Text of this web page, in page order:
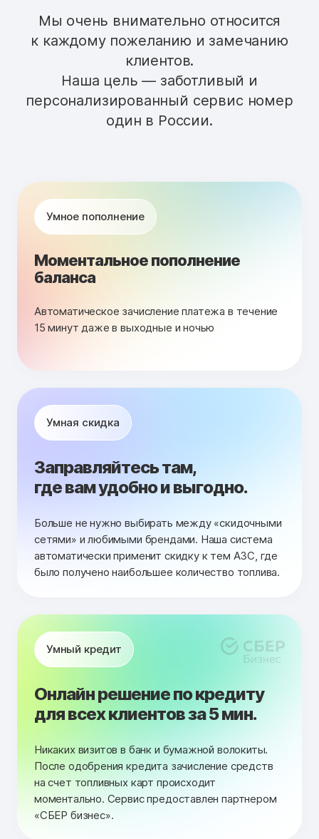
Мы очень внимательно относится
к каждому пожеланию и замечанию
клиентов.
Наша цель — заботливый и
персонализированный сервис номер
один в России.
Умное пополнение
Моментальное пополнение
баланса
Автоматическое зачисление платежа в течение
15 минут даже в выходные и ночью
Умная скидка
Заправляйтесь там,
где вам удобно и выгодно.
Больше не нужно выбирать между «скидочными
сетями» и любимыми брендами. Наша система
автоматически применит скидку к тем АЗС, где
было получено наибольшее количество топлива.
Умный кредит
Онлайн решение по кредиту
для всех клиентов за 5 мин.
Никаких визитов в банк и бумажной волокиты.
После одобрения кредита зачисление средств
на счет топливных карт происходит
моментально. Сервис предоставлен партнером
«СБЕР бизнес».